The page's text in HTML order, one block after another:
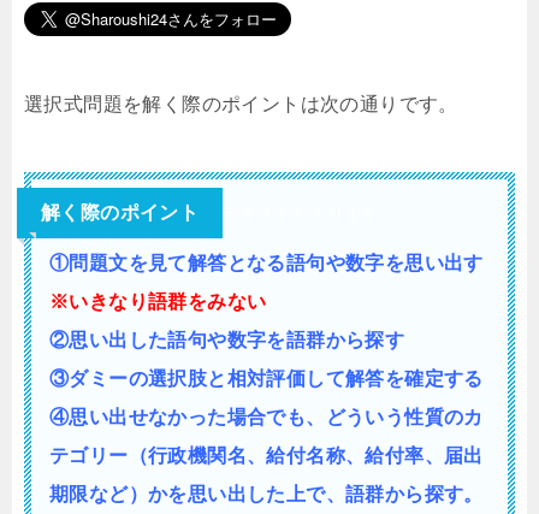
選択式問題を解く際のポイントは次の通りです。
解く際のポイント
①問題文を見て解答となる語句や数字を思い出す
※いきなり語群をみない
②思い出した語句や数字を語群から探す
③ダミーの選択肢と相対評価して解答を確定する
④思い出せなかった場合でも、どういう性質のカ
テゴリー（行政機関名、給付名称、給付率、届出
期限など）かを思い出した上で、語群から探す。